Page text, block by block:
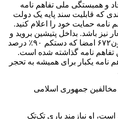
و همبستگی ملی تفاهم نامه
که قابلیت سند پایه یک دولت
نامه حمایت خود را اعلام کنید.
نیز باشد. بداخل پتیشین بروید و
درخواستنامه را امضا کنید. تا کنون۶۷۲ امضا که دستکم ۹۰٪ درصد
تفاهم نامه گذاشته شده است.
نامه یکبار برای همیشه به تحجر
مخالفین جمهوری اسلامی
است، او نیازمند یاری تک‌تک